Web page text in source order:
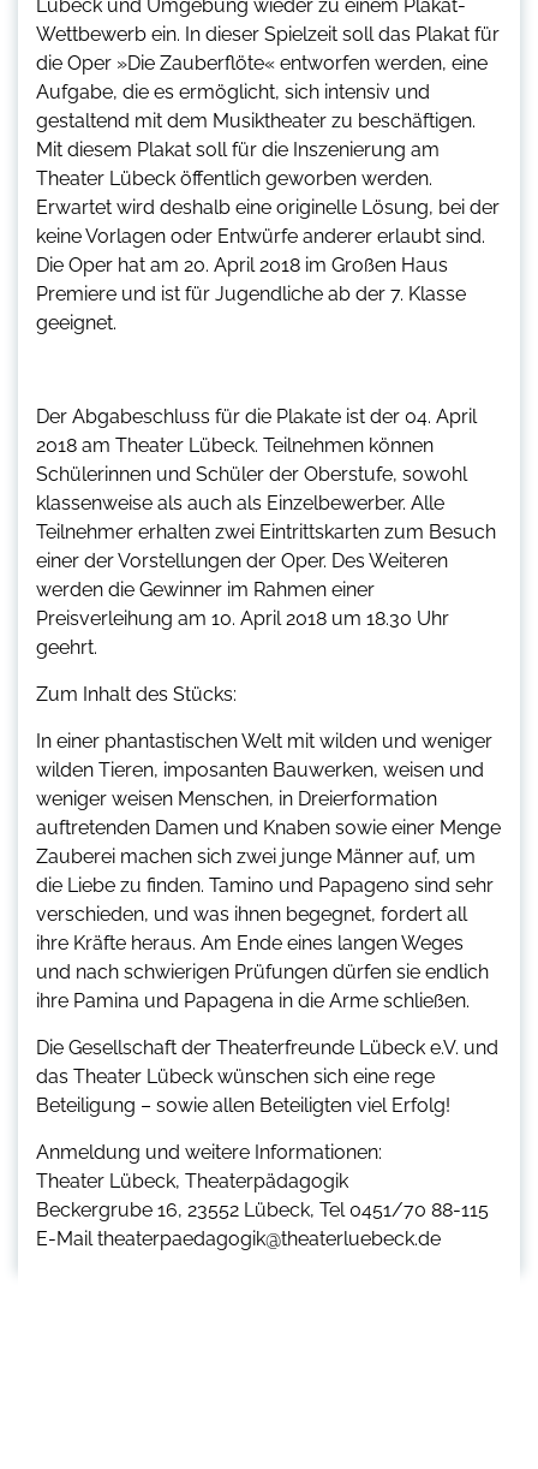
Lübeck und Umgebung wieder zu einem Plakat-
Wettbewerb ein. In dieser Spielzeit soll das Plakat für
die Oper »Die Zauberflöte« entworfen werden, eine
Aufgabe, die es ermöglicht, sich intensiv und
gestaltend mit dem Musiktheater zu beschäftigen.
Mit diesem Plakat soll für die Inszenierung am
Theater Lübeck öffentlich geworben werden.
Erwartet wird deshalb eine originelle Lösung, bei der
keine Vorlagen oder Entwürfe anderer erlaubt sind.
Die Oper hat am 20. April 2018 im Großen Haus
Premiere und ist für Jugendliche ab der 7. Klasse
geeignet.
Der Abgabeschluss für die Plakate ist der 04. April
2018 am Theater Lübeck. Teilnehmen können
Schülerinnen und Schüler der Oberstufe, sowohl
klassenweise als auch als Einzelbewerber. Alle
Teilnehmer erhalten zwei Eintrittskarten zum Besuch
einer der Vorstellungen der Oper. Des Weiteren
werden die Gewinner im Rahmen einer
Preisverleihung am 10. April 2018 um 18.30 Uhr
geehrt.
Zum Inhalt des Stücks:
In einer phantastischen Welt mit wilden und weniger
wilden Tieren, imposanten Bauwerken, weisen und
weniger weisen Menschen, in Dreierformation
auftretenden Damen und Knaben sowie einer Menge
Zauberei machen sich zwei junge Männer auf, um
die Liebe zu finden. Tamino und Papageno sind sehr
verschieden, und was ihnen begegnet, fordert all
ihre Kräfte heraus. Am Ende eines langen Weges
und nach schwierigen Prüfungen dürfen sie endlich
ihre Pamina und Papagena in die Arme schließen.
Die Gesellschaft der Theaterfreunde Lübeck e.V. und
das Theater Lübeck wünschen sich eine rege
Beteiligung – sowie allen Beteiligten viel Erfolg!
Anmeldung und weitere Informationen:
Theater Lübeck, Theaterpädagogik
Beckergrube 16, 23552 Lübeck, Tel 0451/70 88-115
E-Mail theaterpaedagogik@theaterluebeck.de